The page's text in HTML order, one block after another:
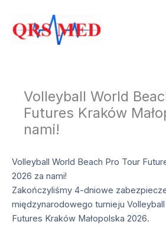
treści
Volleyball World
Futures Kraków
nami!
Volleyball World Beach Pro Tour
2026 za nami!
Zakończyliśmy 4-dniowe
międzynarodowego turnieju
Futures Kraków Małopolska 2026.